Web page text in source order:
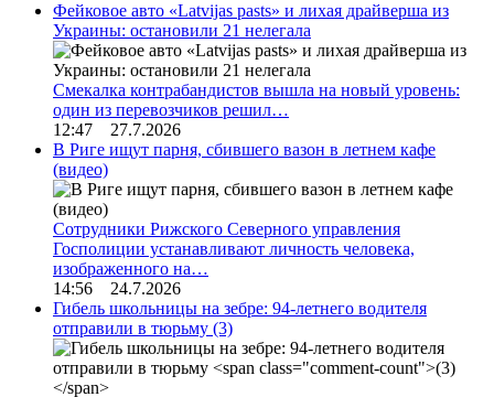
Фейковое авто «Latvijas pasts» и лихая драйверша из
Украины: остановили 21 нелегала
Смекалка контрабандистов вышла на новый уровень:
один из перевозчиков решил…
12:47 27.7.2026
В Риге ищут парня, сбившего вазон в летнем кафе
(видео)
Сотрудники Рижского Северного управления
Госполиции устанавливают личность человека,
изображенного на…
14:56 24.7.2026
Гибель школьницы на зебре: 94-летнего водителя
отправили в тюрьму (3)